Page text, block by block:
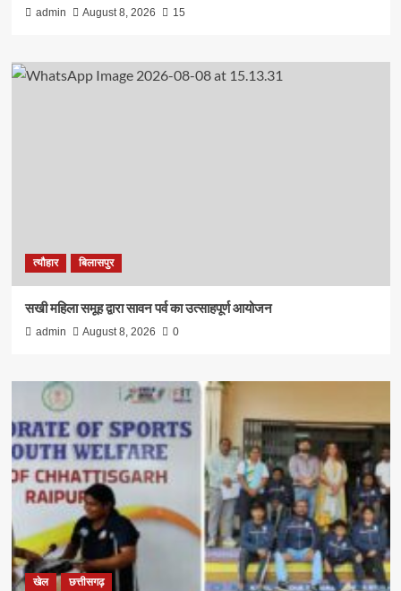
admin August 8, 2026 15
त्यौहार बिलासपुर
सखी महिला समूह द्वारा सावन पर्व का उत्साहपूर्ण आयोजन
admin August 8, 2026 0
खेल छत्तीसगढ़